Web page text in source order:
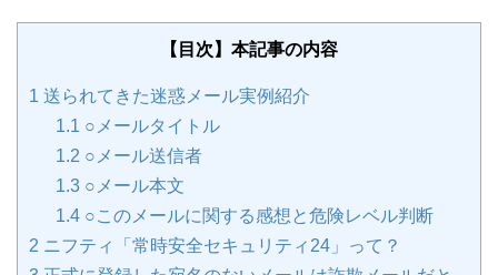
【目次】本記事の内容
1 送られてきた迷惑メール実例紹介
1.1 ○メールタイトル
1.2 ○メール送信者
1.3 ○メール本文
1.4 ○このメールに関する感想と危険レベル判断
2 ニフティ「常時安全セキュリティ24」って？